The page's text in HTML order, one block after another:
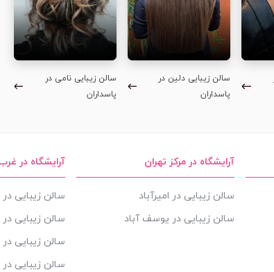
سالن زیبایی دلین در
پاسداران
سالن زیبایی نامی در
پاسداران
آرایشگاه در مرکز تهران
سالن زیبایی در امیرآباد
سالن زیبایی در یوسف آباد
آرایشگاه در
سالن زیبایی در
سالن زیبایی
سالن زیبایی
سالن زیبایی